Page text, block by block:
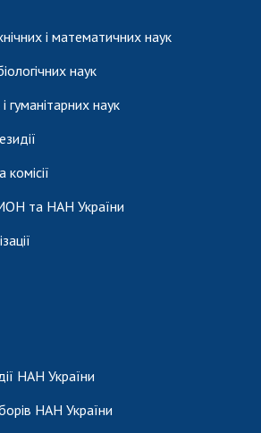
і математичних наук
наук
гуманітарних наук
та НАН України
НАН України
НАН України